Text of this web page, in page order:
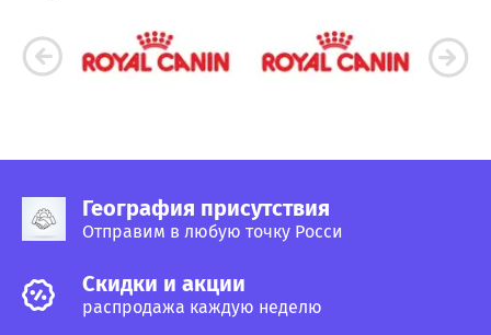
География присутствия
Отправим в любую точку Росси
Cкидки и акции
распродажа каждую неделю